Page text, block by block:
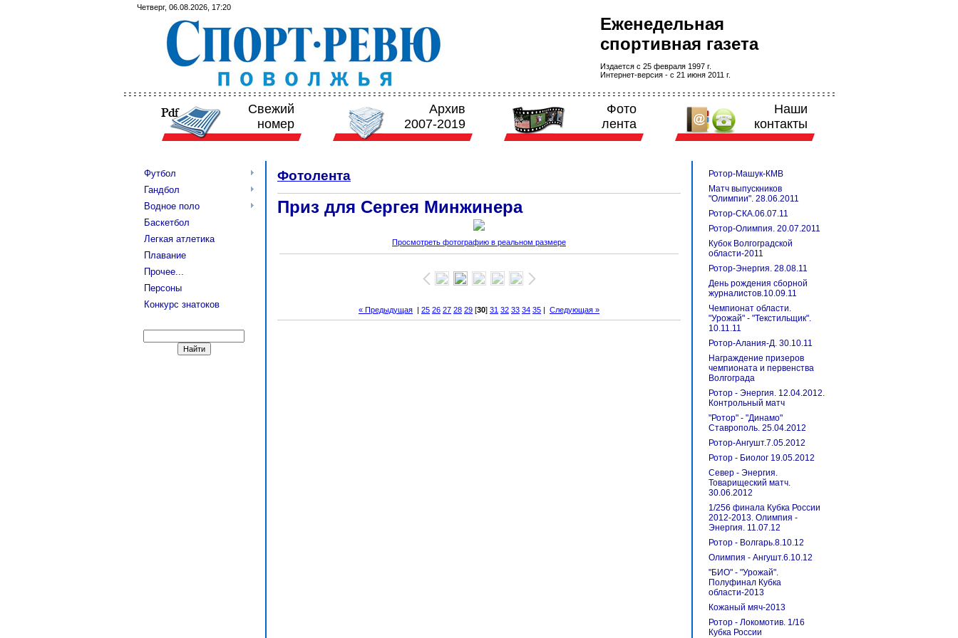
Четверг, 06.08.2026, 17:20
Еженедельная
спортивная газета
Издается с 25 февраля 1997 г.
Интернет-версия - с 21 июня 2011 г.
Свежий
номер
Архив
2007-2019
Фото
лента
Наши
контакты
Футбол
Гандбол
Водное поло
Баскетбол
Легкая атлетика
Плавание
Прочее...
Персоны
Конкурс знатоков
Фотолента
Приз для Сергея Минжинера
Просмотреть фотографию в реальном размере
« Предыдущая | 25 26 27 28 29 [30] 31 32 33 34 35 | Следующая »
Ротор-Машук-КМВ
Матч выпускников
"Олимпии". 28.06.2011
Ротор-СКА.06.07.11
Ротор-Олимпия. 20.07.2011
Кубок Волгоградской
области-2011
Ротор-Энергия. 28.08.11
День рождения сборной
журналистов.10.09.11
Чемпионат области.
"Урожай" - "Текстильщик".
10.11.11
Ротор-Алания-Д. 30.10.11
Награждение призеров
чемпионата и первенства
Волгограда
Ротор - Энергия. 12.04.2012.
Контрольный матч
"Ротор" - "Динамо"
Ставрополь. 25.04.2012
Ротор-Ангушт.7.05.2012
Ротор - Биолог 19.05.2012
Север - Энергия.
Товарищеский матч.
30.06.2012
1/256 финала Кубка России
2012-2013. Олимпия -
Энергия. 11.07.12
Ротор - Волгарь.8.10.12
Олимпия - Ангушт.6.10.12
"БИО" - "Урожай".
Полуфинал Кубка
области-2013
Кожаный мяч-2013
Ротор - Локомотив. 1/16
Кубка России